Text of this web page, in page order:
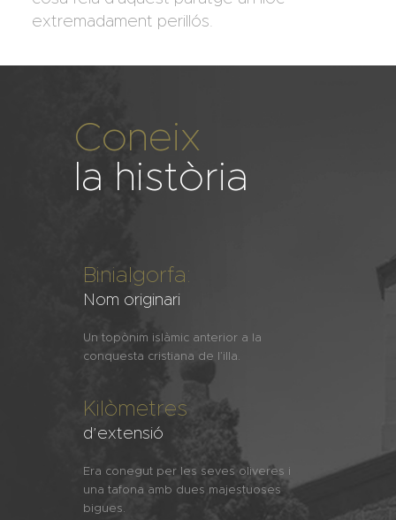
extremadament perillós.
Coneix
la història
Binialgorfa:
Nom originari
Un topònim islàmic anterior a la
conquesta cristiana de l’illa.
Kilòmetres
d’extensió
Era conegut per les seves oliveres i
una tafona amb dues majestuoses
bigues.